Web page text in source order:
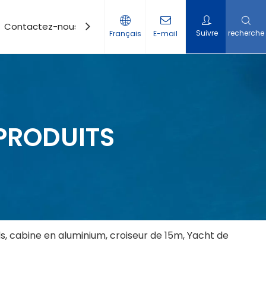
Contactez-nous
Français E-mail Suivre recherche
cabine en aluminium, croiseur de 15m, Yacht de